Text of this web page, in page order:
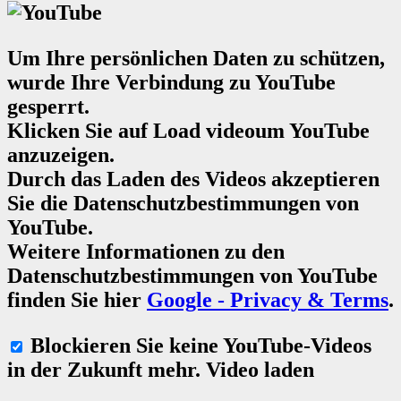
Um Ihre persönlichen Daten zu schützen,
wurde Ihre Verbindung zu YouTube
gesperrt.
Klicken Sie aufLoad videoum YouTube
anzuzeigen.
Durch das Laden des Videos akzeptieren
Sie die Datenschutzbestimmungen von
YouTube.
Weitere Informationen zu den
Datenschutzbestimmungen von YouTube
finden Sie hier Google - Privacy & Terms.
Blockieren Sie keine YouTube-Videos
in der Zukunft mehr. Video laden